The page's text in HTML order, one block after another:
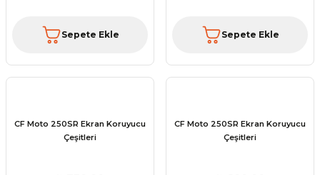
Sepete Ekle Sepete Ekle
CF Moto 250SR Ekran Koruyucu
Çeşitleri
CF Moto 250SR Ekran Koruyucu
Çeşitleri